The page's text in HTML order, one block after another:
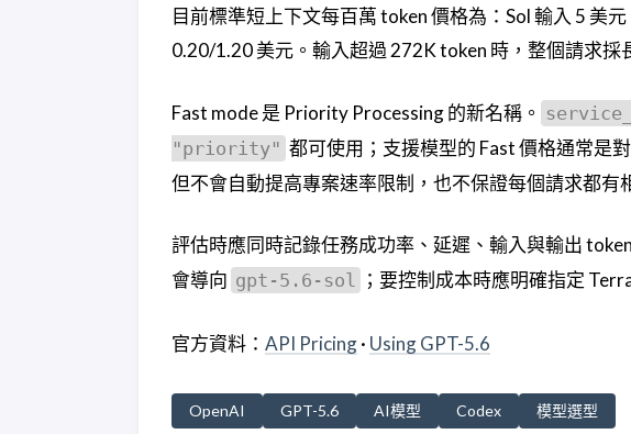
目前標準短上下文每百萬 token 價格為：Sol 輸入 5 美
0.20/1.20 美元。輸入超過 272K token 時，整個請求採
Fast mode 是 Priority Processing 的新名稱。
"priority" 都可使用；支援模型的 Fast 價格通常是
但不會自動提高專案速率限制，也不保證每個請求都有
評估時應同時記錄任務成功率、延遲、輸入與輸出
會導向 gpt-5.6-sol ；要控制成本時應明確指定
官方資料： API Pricing· Using GPT-5.6
OpenAI GPT-5.6 AI模型 Codex 模型選型